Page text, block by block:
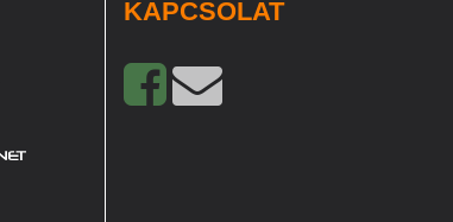
KAPCSOLAT